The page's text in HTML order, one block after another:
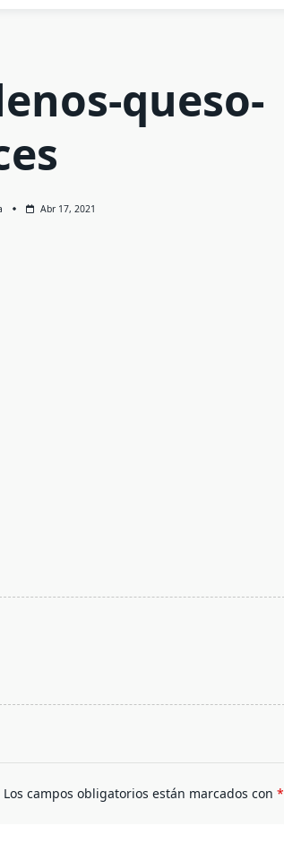
queso-
Abr 17, 2021
Los campos obligatorios están marcados con*